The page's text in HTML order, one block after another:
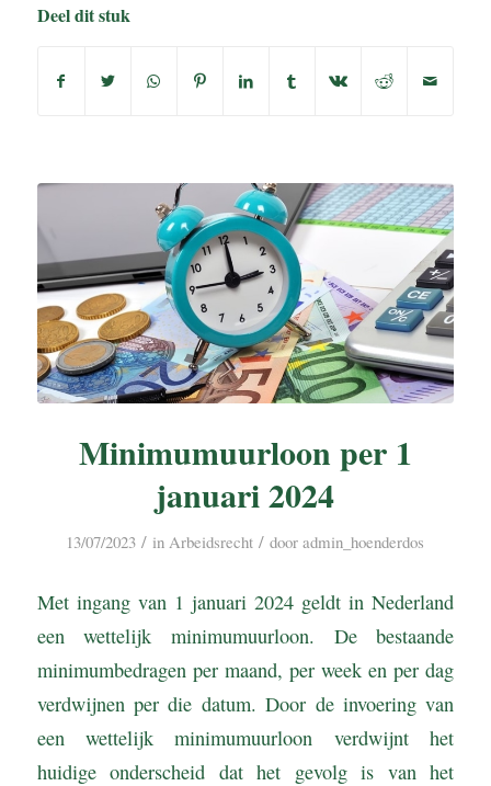
Deel dit stuk
Minimumuurloon per 1
januari 2024
13/07/2023 / inArbeidsrecht / dooradmin_hoenderdos
Met ingang van 1 januari 2024 geldt in Nederland
een wettelijk minimumuurloon. De bestaande
minimumbedragen per maand, per week en per dag
verdwijnen per die datum. Door de invoering van
een wettelijk minimumuurloon verdwijnt het
huidige onderscheid dat het gevolg is van het